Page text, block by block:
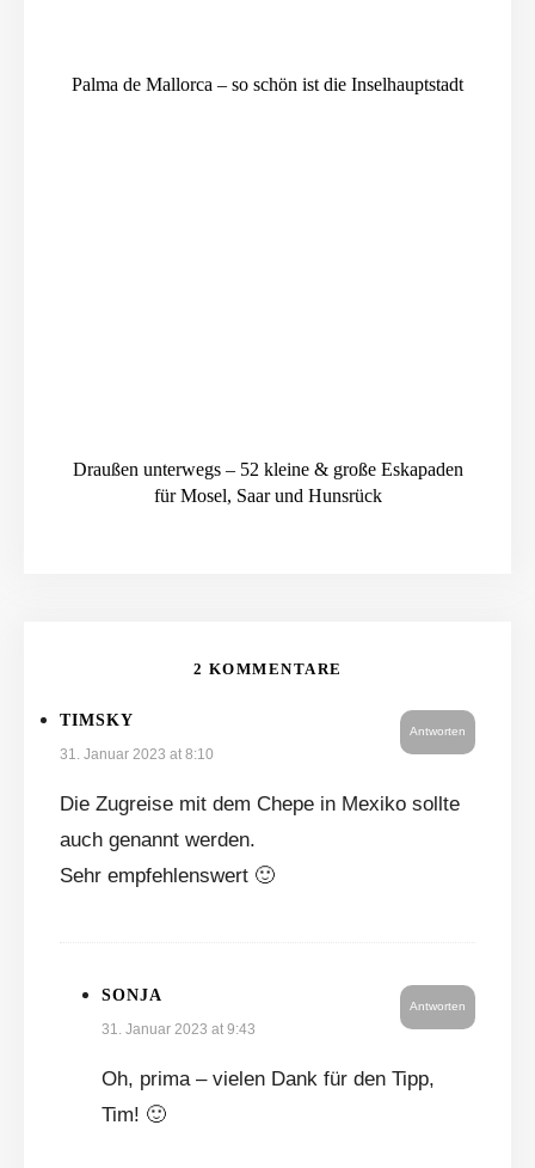
Palma de Mallorca – so schön ist die Inselhauptstadt
Draußen unterwegs – 52 kleine & große Eskapaden
für Mosel, Saar und Hunsrück
2 KOMMENTARE
Antworten
TIMSKY
31. Januar 2023 at 8:10
Die Zugreise mit dem Chepe in Mexiko sollte
auch genannt werden.
Sehr empfehlenswert 🙂
Antworten
SONJA
31. Januar 2023 at 9:43
Oh, prima – vielen Dank für den Tipp,
Tim! 🙂